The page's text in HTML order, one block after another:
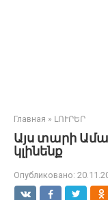
Главная » ԼՈՒՐԵՐ
Այս տարի
կլինենք
Опубликовано: